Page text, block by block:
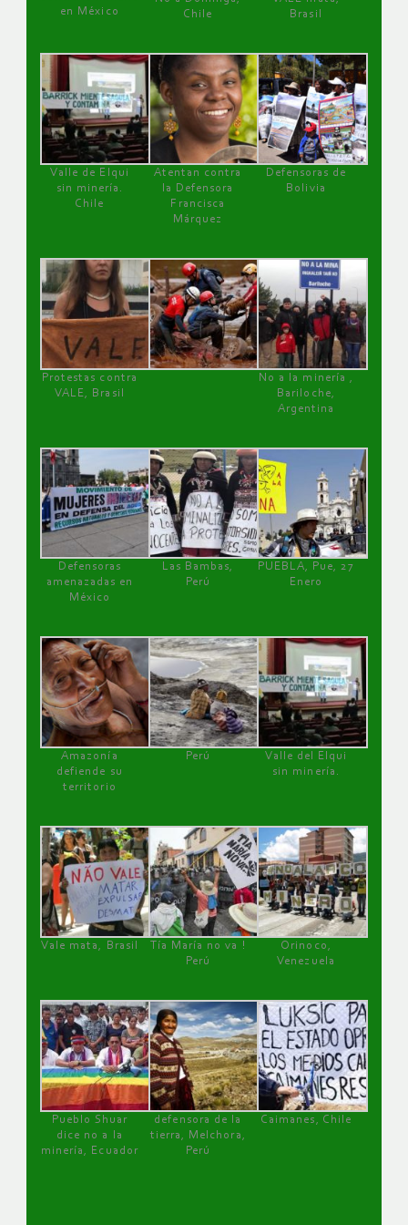
en México
Chile
Brasil
Valle de Elqui
sin minería.
Chile
Atentan contra
la Defensora
Francisca
Márquez
Defensoras de
Bolivia
Protestas contra
VALE, Brasil
No a la minería ,
Bariloche,
Argentina
Defensoras
amenazadas en
México
Las Bambas,
Perú
PUEBLA, Pue, 27
Enero
Amazonía
defiende su
territorio
Perú
Valle del Elqui
sin minería.
Vale mata, Brasil
Tía María no va !
Perú
Orinoco,
Venezuela
Pueblo Shuar
dice no a la
minería, Ecuador
defensora de la
tierra, Melchora,
Perú
Caimanes, Chile